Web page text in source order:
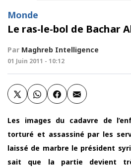
Monde
Le ras-le-bol de Bachar
Par Maghreb Intelligence
01 Juin 2011 - 10:12
Les images du cadavre de
torturé et assassiné par les
laissé de marbre le président
sait que la partie devient